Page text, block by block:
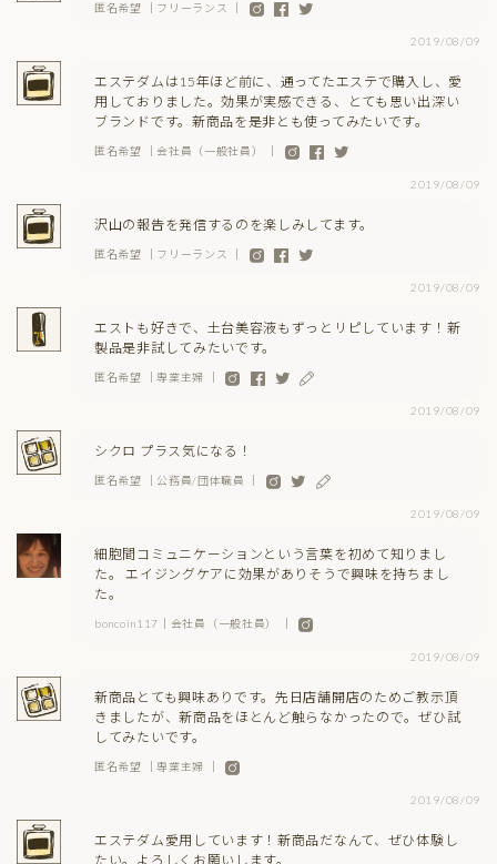
匿名希望 ｜フリーランス ｜
2019/08/09
エステダムは15年ほど前に、通ってたエステで購入し、愛
用しておりました。効果が実感できる、とても思い出深い
ブランドです。新商品を是非とも使ってみたいです。
匿名希望 ｜会社員（一般社員） ｜
2019/08/09
沢山の報告を発信するのを楽しみしてます。
匿名希望 ｜フリーランス ｜
2019/08/09
エストも好きで、土台美容液もずっとリピしています！新
製品是非試してみたいです。
匿名希望 ｜専業主婦 ｜
2019/08/09
シクロ プラス気になる！
匿名希望 ｜公務員/団体職員 ｜
2019/08/09
細胞間コミュニケーションという言葉を初めて知りまし
た。 エイジングケアに効果がありそうで興味を持ちまし
た。
boncoin117｜会社員（一般社員） ｜
2019/08/09
新商品とても興味ありです。先日店舗開店のためご教示頂
きましたが、新商品をほとんど触らなかったので。ぜひ試
してみたいです。
匿名希望 ｜専業主婦 ｜
2019/08/09
エステダム愛用しています！新商品だなんて、ぜひ体験し
たい。よろしくお願いします。